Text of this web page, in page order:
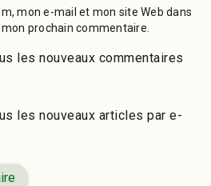
mon e-mail et mon site Web dans
prochain commentaire.
les nouveaux commentaires
les nouveaux articles par e-